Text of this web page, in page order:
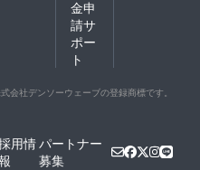
金申
請サ
ポー
ト
会社デンソーウェーブの登録商標です。
用情パートナー
募集